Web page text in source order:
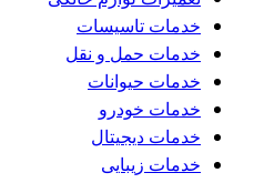
خدمات تاسیسات
خدمات حمل و نقل
خدمات حیوانات
خدمات خودرو
خدمات دیجیتال
خدمات زیبایی